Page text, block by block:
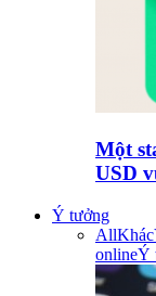
Một
USD
Ý tưởng
AllKhác
onlineÝ